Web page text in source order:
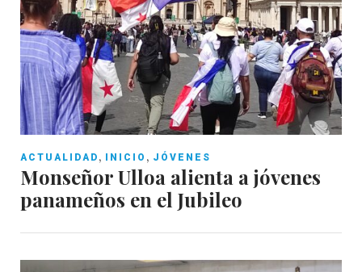
ACTUALIDAD , INICIO , JÓVENES
Monseñor Ulloa alienta a jóvenes
panameños en el Jubileo